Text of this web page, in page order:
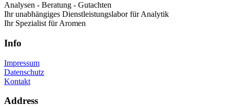
Analysen - Beratung - Gutachten
Ihr unabhängiges Dienstleistungslabor für Analytik
Ihr Spezialist für Aromen
Info
Impressum
Datenschutz
Kontakt
Address